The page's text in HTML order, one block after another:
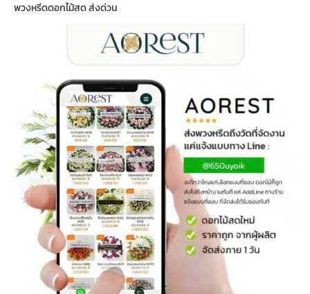
พวงหรีดดอกไม้สด ส่งด่วน